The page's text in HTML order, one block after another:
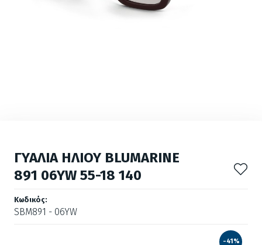
ΓΥΑΛΙΑ ΗΛΙΟΥ BLUMARINE
891 06YW 55-18 140
Κωδικός:
SBM891 - 06YW
-41%